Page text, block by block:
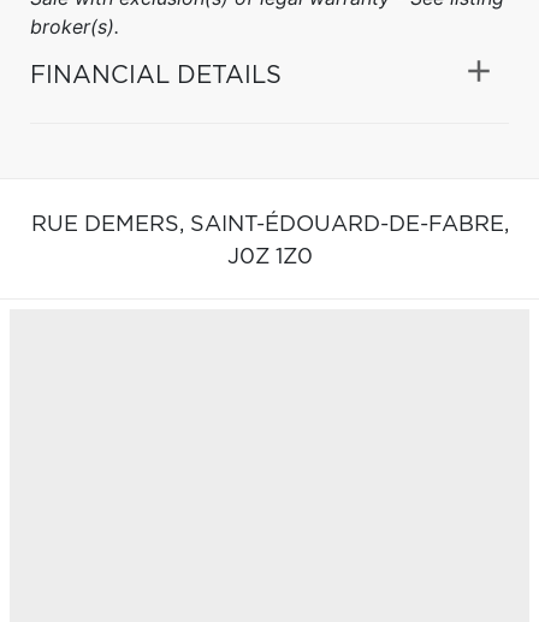
broker(s).
FINANCIAL DETAILS
RUE DEMERS, SAINT-ÉDOUARD-DE-FABRE,
J0Z 1Z0